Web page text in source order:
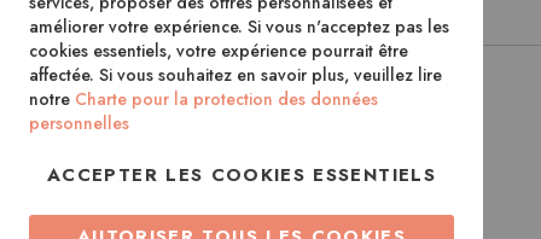
améliorer votre expérience. Si vous n'acceptez pas les
cookies essentiels, votre expérience pourrait être
affectée. Si vous souhaitez en savoir plus, veuillez lire
notre Charte pour la protection des données
personnelles
ACCEPTER LES COOKIES ESSENTIELS